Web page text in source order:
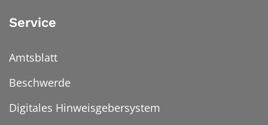
Service
Amtsblatt
Beschwerde
Digitales Hinweisgebersystem